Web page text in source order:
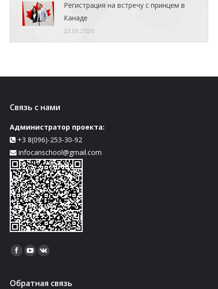
Регистрация на встречу с принцем в
Канаде
22.01.2020
Связь с нами
Администратор проекта:
+3 8(096)-253-30-92
infocanschool@gmail.com
Найдите нас:
Обратная связь